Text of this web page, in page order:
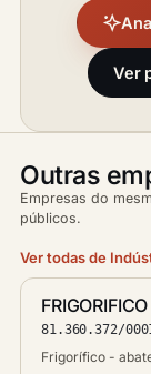
Ver
Outras
Empresas do
públicos.
Ver todas de
81.360.372/
Frigorífico -